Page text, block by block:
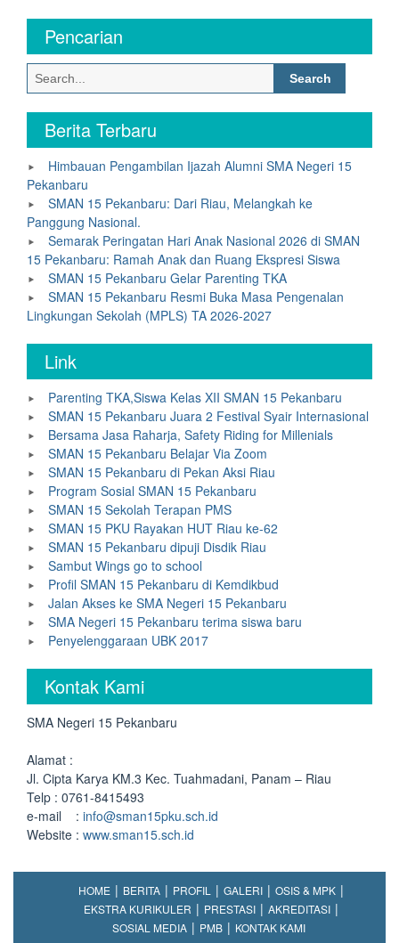
Pencarian
Search
for:
Berita Terbaru
Himbauan Pengambilan Ijazah Alumni SMA Negeri 15
Pekanbaru
SMAN 15 Pekanbaru: Dari Riau, Melangkah ke
Panggung Nasional.
Semarak Peringatan Hari Anak Nasional 2026 di SMAN
15 Pekanbaru: Ramah Anak dan Ruang Ekspresi Siswa
SMAN 15 Pekanbaru Gelar Parenting TKA
SMAN 15 Pekanbaru Resmi Buka Masa Pengenalan
Lingkungan Sekolah (MPLS) TA 2026-2027
Link
Parenting TKA,Siswa Kelas XII SMAN 15 Pekanbaru
SMAN 15 Pekanbaru Juara 2 Festival Syair Internasional
Bersama Jasa Raharja, Safety Riding for Millenials
SMAN 15 Pekanbaru Belajar Via Zoom
SMAN 15 Pekanbaru di Pekan Aksi Riau
Program Sosial SMAN 15 Pekanbaru
SMAN 15 Sekolah Terapan PMS
SMAN 15 PKU Rayakan HUT Riau ke-62
SMAN 15 Pekanbaru dipuji Disdik Riau
Sambut Wings go to school
Profil SMAN 15 Pekanbaru di Kemdikbud
Jalan Akses ke SMA Negeri 15 Pekanbaru
SMA Negeri 15 Pekanbaru terima siswa baru
Penyelenggaraan UBK 2017
Kontak Kami
SMA Negeri 15 Pekanbaru
Alamat :
Jl. Cipta Karya KM.3 Kec. Tuahmadani, Panam – Riau
Telp : 0761-8415493
e-mail : info@sman15pku.sch.id
Website : www.sman15.sch.id
HOME BERITA PROFIL GALERI
OSIS & MPK
EKSTRA KURIKULER
PRESTASI
AKREDITASI
SOSIAL MEDIA
PMB KONTAK KAMI